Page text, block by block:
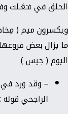
الحلق في فـَعَـلت
ويكسرون ميم (
ما يزال بعض
اليوم ( جيس )
– وقد ورد في
الراجحي قوله :